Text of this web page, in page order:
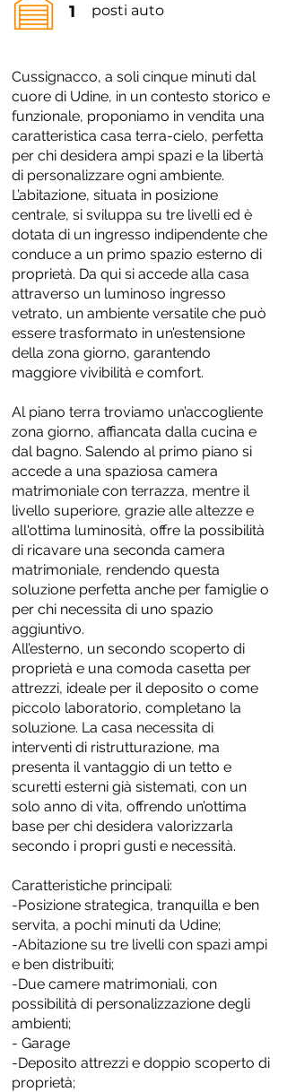
1 posti auto
Cussignacco, a soli cinque minuti dal
cuore di Udine, in un contesto storico e
funzionale, proponiamo in vendita una
caratteristica casa terra-cielo, perfetta
per chi desidera ampi spazi e la libertà
di personalizzare ogni ambiente.
L’abitazione, situata in posizione
centrale, si sviluppa su tre livelli ed è
dotata di un ingresso indipendente che
conduce a un primo spazio esterno di
proprietà. Da qui si accede alla casa
attraverso un luminoso ingresso
vetrato, un ambiente versatile che può
essere trasformato in un’estensione
della zona giorno, garantendo
maggiore vivibilità e comfort.
Al piano terra troviamo un’accogliente
zona giorno, affiancata dalla cucina e
dal bagno. Salendo al primo piano si
accede a una spaziosa camera
matrimoniale con terrazza, mentre il
livello superiore, grazie alle altezze e
all'ottima luminosità, offre la possibilità
di ricavare una seconda camera
matrimoniale, rendendo questa
soluzione perfetta anche per famiglie o
per chi necessita di uno spazio
aggiuntivo.
All’esterno, un secondo scoperto di
proprietà e una comoda casetta per
attrezzi, ideale per il deposito o come
piccolo laboratorio, completano la
soluzione. La casa necessita di
interventi di ristrutturazione, ma
presenta il vantaggio di un tetto e
scuretti esterni già sistemati, con un
solo anno di vita, offrendo un’ottima
base per chi desidera valorizzarla
secondo i propri gusti e necessità.
Caratteristiche principali:
-Posizione strategica, tranquilla e ben
servita, a pochi minuti da Udine;
-Abitazione su tre livelli con spazi ampi
e ben distribuiti;
-Due camere matrimoniali, con
possibilità di personalizzazione degli
ambienti;
- Garage
-Deposito attrezzi e doppio scoperto di
proprietà;